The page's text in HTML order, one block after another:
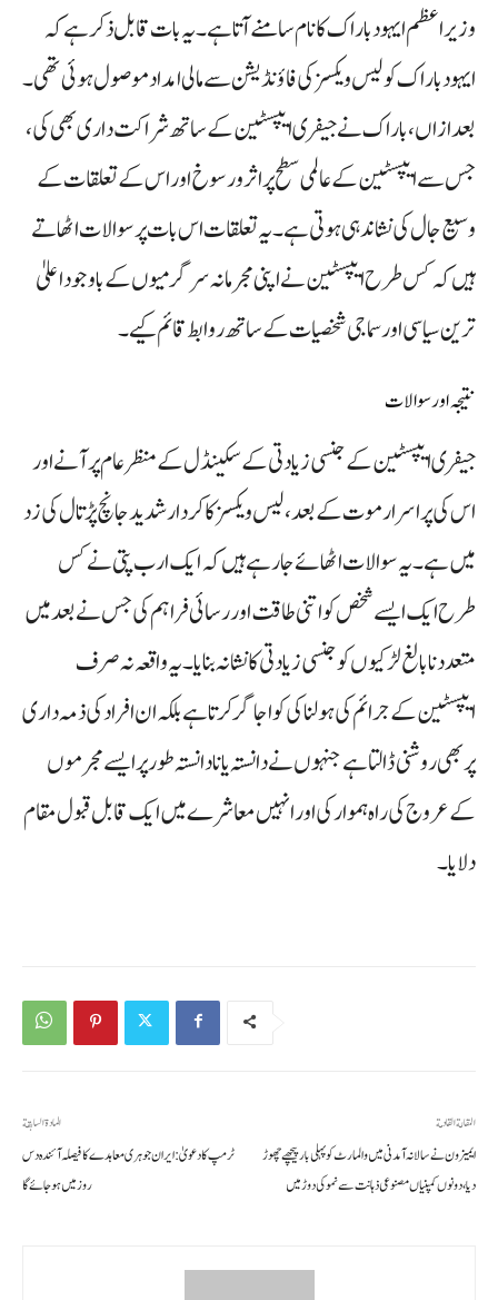
وزیراعظم ایہود باراک کا نام سامنے آتا ہے۔ یہ بات قابل ذکر ہے کہ
ایہود باراک کو لیس ویکسز کی فاؤنڈیشن سے مالی امداد موصول ہوئی تھی۔
بعد ازاں، باراک نے جیفری ایپسٹین کے ساتھ شراکت داری بھی کی،
جس سے ایپسٹین کے عالمی سطح پر اثر و رسوخ اور اس کے تعلقات کے
وسیع جال کی نشاندہی ہوتی ہے۔ یہ تعلقات اس بات پر سوالات اٹھاتے
ہیں کہ کس طرح ایپسٹین نے اپنی مجرمانہ سرگرمیوں کے باوجود اعلیٰ
ترین سیاسی اور سماجی شخصیات کے ساتھ روابط قائم کیے۔
نتیجہ اور سوالات
جیفری ایپسٹین کے جنسی زیادتی کے سکینڈل کے منظر عام پر آنے اور
اس کی پراسرار موت کے بعد، لیس ویکسز کا کردار شدید جانچ پڑتال کی زد
میں ہے۔ یہ سوالات اٹھائے جا رہے ہیں کہ ایک ارب پتی نے کس
طرح ایک ایسے شخص کو اتنی طاقت اور رسائی فراہم کی جس نے بعد میں
متعدد نابالغ لڑکیوں کو جنسی زیادتی کا نشانہ بنایا۔ یہ واقعہ نہ صرف
ایپسٹین کے جرائم کی ہولناکی کو اجاگر کرتا ہے بلکہ ان افراد کی ذمہ داری
پر بھی روشنی ڈالتا ہے جنہوں نے دانستہ یا نادانستہ طور پر ایسے مجرموں
کے عروج کی راہ ہموار کی اور انہیں معاشرے میں ایک قابل قبول مقام
دلایا۔
المادة السابقة
ٹرمپ کا دعویٰ: ایران جوہری معاہدے کا فیصلہ آئندہ دس
روز میں ہو جائے گا
المقالة القادمة
ایمیزون نے سالانہ آمدنی میں والمارٹ کو پہلی بار پیچھے چھوڑ
دیا، دونوں کمپنیاں مصنوعی ذہانت سے نمو کی دوڑ میں